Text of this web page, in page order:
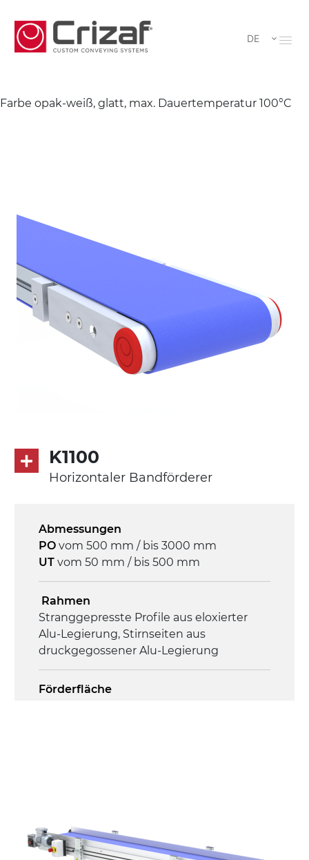
DE
Farbe opak-weiß, glatt, max. Dauertemperatur 100°C
K1100
Horizontaler Bandförderer
Abmessungen
PO vom 500 mm / bis 3000 mm
UT vom 50 mm / bis 500 mm
Rahmen
Stranggepresste Profile aus eloxierter
Alu-Legierung, Stirnseiten aus
druckgegossener Alu-Legierung
Förderfläche
Geschwindigkeit
4,5 m/Minute